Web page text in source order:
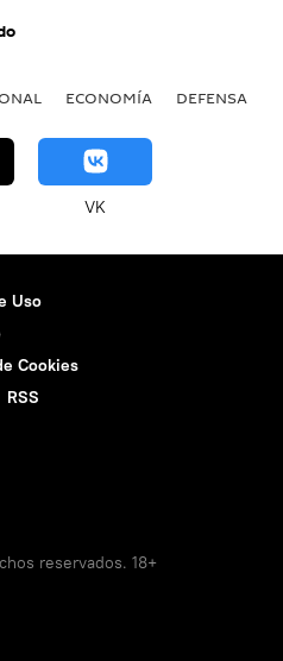
ECONOMÍA DEFENSA
VK
Uso
Cookies
RSS
reservados. 18+